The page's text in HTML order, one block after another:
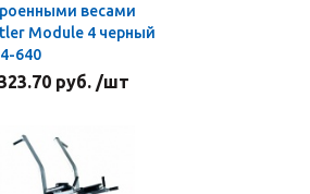
весами
Module 4 черный
640
руб. /шт